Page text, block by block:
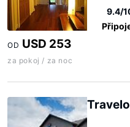
9.4/
OD USD 253
za pokoj / za noc